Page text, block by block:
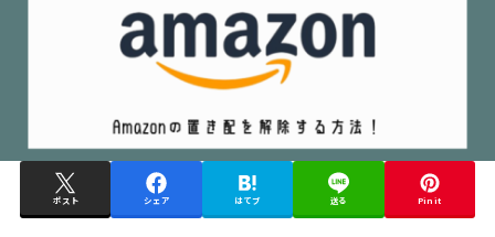
ポスト シェア はてブ 送る Pin it